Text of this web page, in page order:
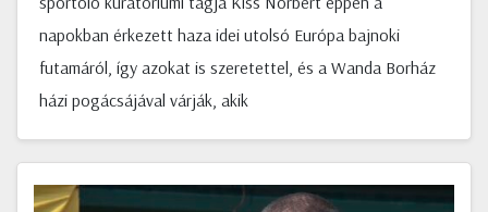
napokban érkezett haza idei utolsó Európa bajnoki
futamáról, így azokat is szeretettel, és a Wanda Borház
házi pogácsájával várják, akik